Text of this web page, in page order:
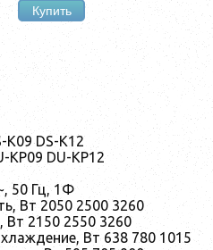
Купить
K09 DS-K12
KP09 DU-KP12
50 Гц, 1Ф
Вт 2050 2500 3260
Вт 2150 2550 3260
Вт 638 780 1015